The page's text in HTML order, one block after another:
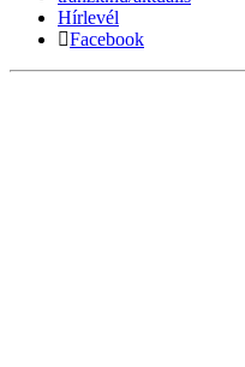
Hírlevél
Facebook